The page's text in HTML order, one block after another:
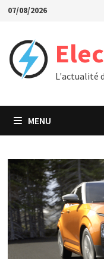
Passer
contenu
07/08/2026
L'actualité
MENU